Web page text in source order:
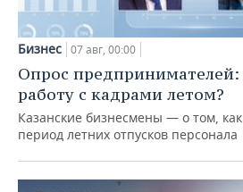
Бизнес 07 авг, 00:00
Опрос предпринимателей:
работу с кадрами летом?
Казанские бизнесмены — о том,
период летних отпусков персонала